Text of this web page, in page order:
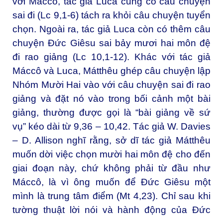
sai đi (Lc 9,1-6) tách ra khỏi câu chuyện tuyển
chọn. Ngoài ra, tác giả Luca còn có thêm câu
chuyện Đức Giêsu sai bảy mươi hai môn đệ
đi rao giảng (Lc 10,1-12). Khác với tác giả
Máccô và Luca, Mátthêu ghép câu chuyện lập
Nhóm Mười Hai vào với câu chuyện sai đi rao
giảng và đặt nó vào trong bối cảnh một bài
giảng, thường được gọi là “bài giảng về sứ
vụ” kéo dài từ 9,36 – 10,42. Tác giả W. Davies
– D. Allison nghĩ rằng, sở dĩ tác giả Mátthêu
muốn dời việc chọn mười hai môn đệ cho đến
giai đoạn này, chứ không phải từ đầu như
Máccô, là vì ông muốn để Đức Giêsu một
mình là trung tâm điểm (Mt 4,23). Chỉ sau khi
tường thuật lời nói và hành động của Đức